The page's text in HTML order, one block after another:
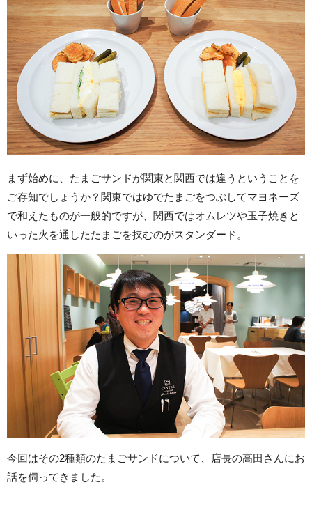
まず始めに、たまごサンドが関東と関西では違うということを
ご存知でしょうか？関東ではゆでたまごをつぶしてマヨネーズ
で和えたものが一般的ですが、関西ではオムレツや玉子焼きと
いった火を通したたまごを挟むのがスタンダード。
今回はその2種類のたまごサンドについて、店長の高田さんにお
話を伺ってきました。